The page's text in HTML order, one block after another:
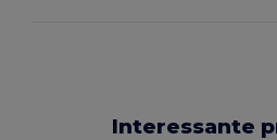
Interessante